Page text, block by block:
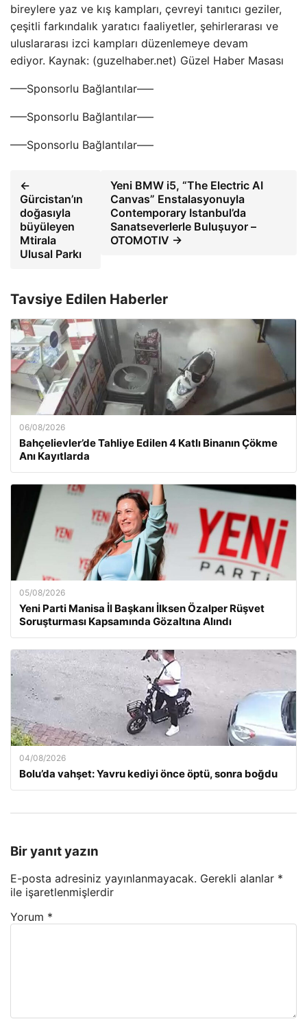
bireylere yaz ve kış kampları, çevreyi tanıtıcı geziler,
çeşitli farkındalık yaratıcı faaliyetler, şehirlerarası ve
uluslararası izci kampları düzenlemeye devam
ediyor. Kaynak: (guzelhaber.net) Güzel Haber Masası
—–Sponsorlu Bağlantılar—–
—–Sponsorlu Bağlantılar—–
—–Sponsorlu Bağlantılar—–
←
Gürcistan’ın
doğasıyla
büyüleyen
Mtirala
Ulusal Parkı
Yeni BMW i5, “The Electric AI
Canvas” Enstalasyonuyla
Contemporary Istanbul’da
Sanatseverlerle Buluşuyor –
OTOMOTIV →
Tavsiye Edilen Haberler
06/08/2026
Bahçelievler’de Tahliye Edilen 4 Katlı Binanın Çökme
Anı Kayıtlarda
05/08/2026
Yeni Parti Manisa İl Başkanı İlksen Özalper Rüşvet
Soruşturması Kapsamında Gözaltına Alındı
04/08/2026
Bolu’da vahşet: Yavru kediyi önce öptü, sonra boğdu
Bir yanıt yazın
E-posta adresiniz yayınlanmayacak. Gerekli alanlar *
ile işaretlenmişlerdir
Yorum *